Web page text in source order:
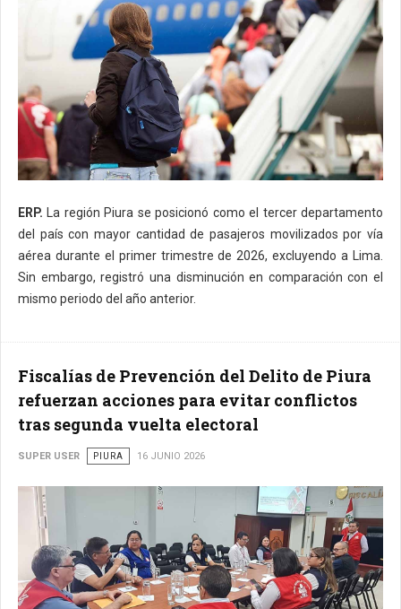
ERP.
La región Piura se posicionó como el tercer departamento
del país con mayor cantidad de pasajeros movilizados por vía
aérea durante el primer trimestre de 2026, excluyendo a Lima.
Sin embargo, registró una disminución en comparación con el
mismo periodo del año anterior.
Fiscalías de Prevención del Delito de Piura
refuerzan acciones para evitar conflictos
tras segunda vuelta electoral
SUPER USER PIURA 16 JUNIO 2026